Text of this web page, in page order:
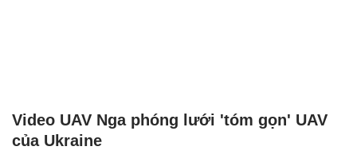
Video UAV Nga phóng lưới 'tóm gọn' UAV
của Ukraine